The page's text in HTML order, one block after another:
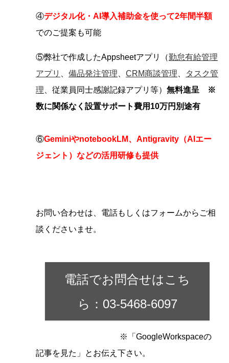
④デジタル化・AI導入補助金を使って2年間半額
でのご提案も可能
⑤弊社で作成したAppsheetアプリ（勤怠有給管理
アプリ
備品発注管理 CRM商談管理
タスク管
理 、従業員同士感謝記録アプリ等） 無料進呈 ※
数に関係なく設置サポート費用10万円別途有
⑥GeminiやnotebookLM、Antigravity（AIエー
ジェント）などの活用研修も提供
お問い合わせは、電話もしくはフォームからご相
談くださいませ。
電話でお問合せはこち
ら：03-5468-6097
※「GoogleWorkspaceの
記事を見た」とお伝え下さい。